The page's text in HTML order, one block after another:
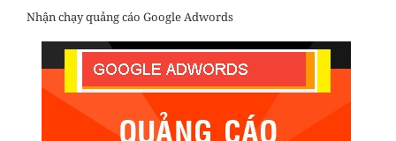
Nhận chạy quảng cáo Google Adwords